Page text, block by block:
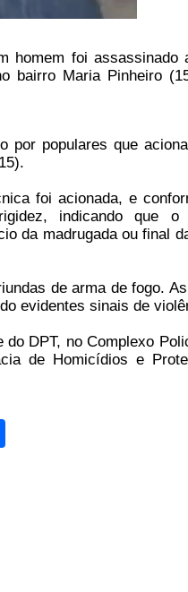
homem foi assassinado
bairro Maria Pinheiro
por populares que
foi acionada, e
indicando que o
da madrugada ou final
de arma de fogo.
evidentes sinais de
DPT, no Complexo
de Homicídios e